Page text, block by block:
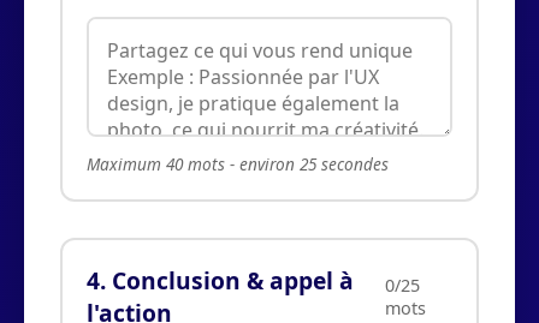
Maximum 40 mots - environ 25 secondes
4. Conclusion & appel à
l'action
0/25
mots